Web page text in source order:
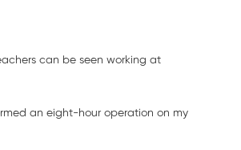
can be seen working at
an eight-hour operation on my